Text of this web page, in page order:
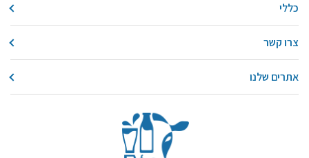
כללי
צרו קשר
אתרים שלנו